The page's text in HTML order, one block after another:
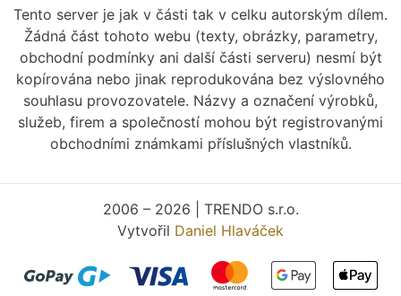
Tento server je jak v části tak v celku autorským dílem.
Žádná část tohoto webu (texty, obrázky, parametry,
obchodní podmínky ani další části serveru) nesmí být
kopírována nebo jinak reprodukována bez výslovného
souhlasu provozovatele. Názvy a označení výrobků,
služeb, firem a společností mohou být registrovanými
obchodními známkami příslušných vlastníků.
2006 – 2026 | TRENDO s.r.o.
Vytvořil Daniel Hlaváček